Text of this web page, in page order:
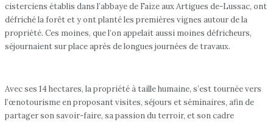
cisterciens établis dans l’abbaye de Faize aux Artigues de-Lussac, ont
défriché la forêt et y ont planté les premières vignes autour de la
propriété. Ces moines, que l’on appelait aussi moines défricheurs,
séjournaient sur place après de longues journées de travaux.
Avec ses 14 hectares, la propriété à taille humaine, s’est tournée vers
l’œnotourisme en proposant visites, séjours et séminaires, afin de
partager son savoir-faire, sa passion du terroir, et son cadre